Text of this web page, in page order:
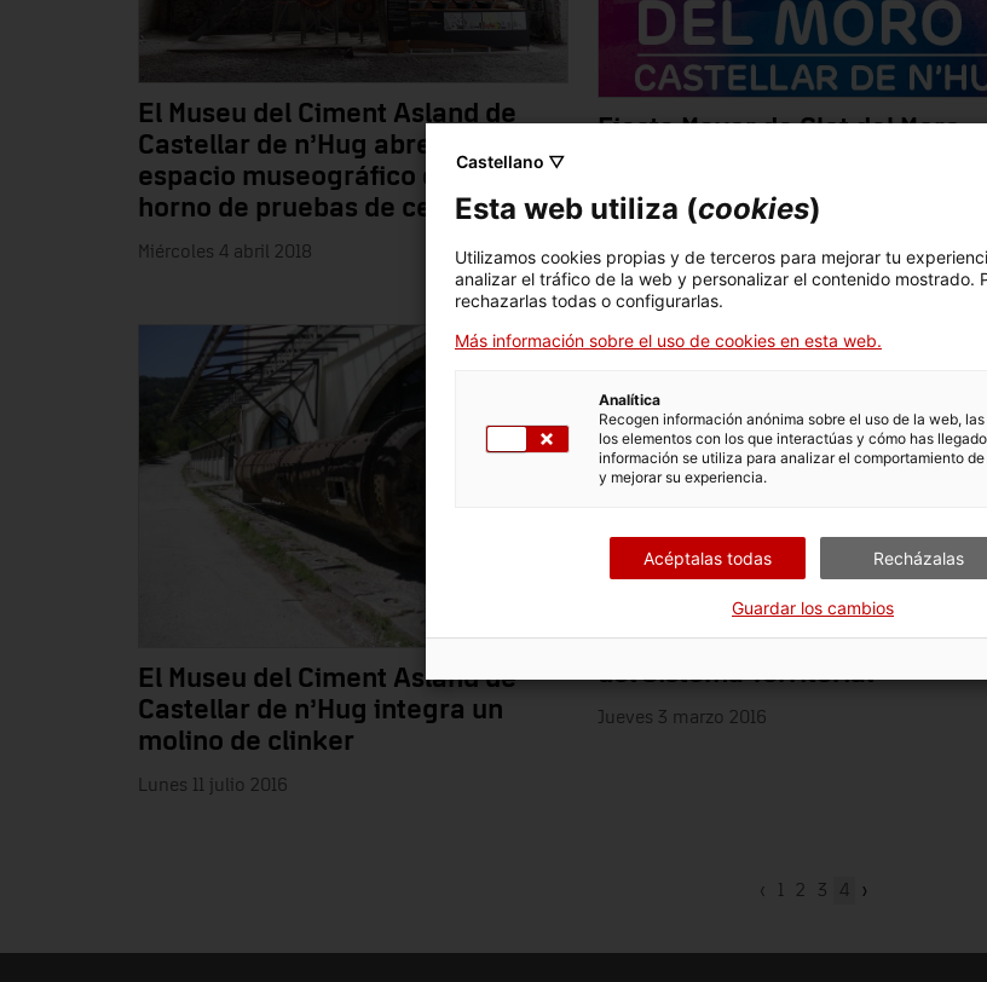
El Museu del Ciment Asland de
Castellar de n’Hug abre un nuevo
espacio museográfico con un
horno de pruebas de cemento
Miércoles 4 abril 2018
Fiesta Mayor de Clot del Moro
El Museu del Ciment Asland de
Castellar de n’Hug integra un
molino de clinker
Lunes 11 julio 2016
Récord de visitas en los
del Sistema Territorial
Jueves 3 marzo 2016
‹ 1 2 3 4 ›
Castellano ▽
Esta web utiliza (cookies)
Utilizamos cookies propias y de terceros para mejorar tu
analizar el tráfico de la web y personalizar el contenido mostrado.
rechazarlas todas o configurarlas.
Más información sobre el uso de cookies en esta web.
Analítica
Recogen información anónima sobre el uso de la web,
los elementos con los que interactúas y cómo has
información se utiliza para analizar el comportamiento
y mejorar su experiencia.
Acéptalas todas Recházalas
Guardar los cambios